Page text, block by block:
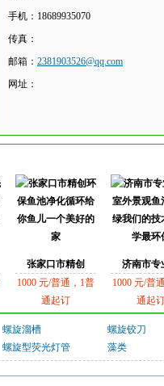
手机：18689935070
传真：
邮箱： 2381903526@qq.com
网址：
张家口市精创
1000 元/普通，1普
通起订
济南市专
1000 元/普
通起
螺旋溜槽
螺旋铰刀
螺旋型荧光灯管 藻类